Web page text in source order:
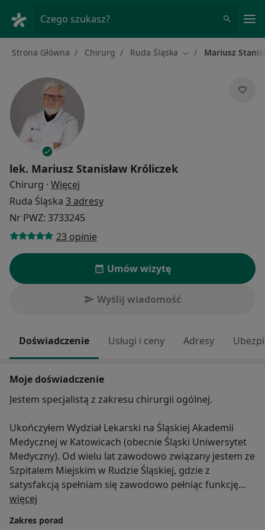
Czego szukasz?
Strona Główna Chirurg Ruda Śląska Zmień miasto
Mariusz
lek. Mariusz Stanisław Króliczek
Chirurg · Więcej
Ruda Śląska 3 adresy
Nr PWZ: 3733245
23 opinie
Umów wizytę
Wyślij wiadomość
Doświadczenie Usługi i ceny Adresy
Moje doświadczenie
Jestem specjalistą z zakresu chirurgii ogólnej.
Ukończyłem Wydział Lekarski na Śląskiej Akademii
Medycznej w Katowicach (obecnie Śląski Uniwersytet
Medyczny). Od wielu lat zawodowo związany jestem ze
Szpitalem Miejskim w Rudzie Śląskiej, gdzie z
satysfakcją spełniam się zawodowo pełniąc funkcję
Ordynatora Oddziału Chirurgii Ogólnej i Naczyniowej.
Stale rozwijam swoje umiejętności zawodowe poprzez
więcej
Zakres porad